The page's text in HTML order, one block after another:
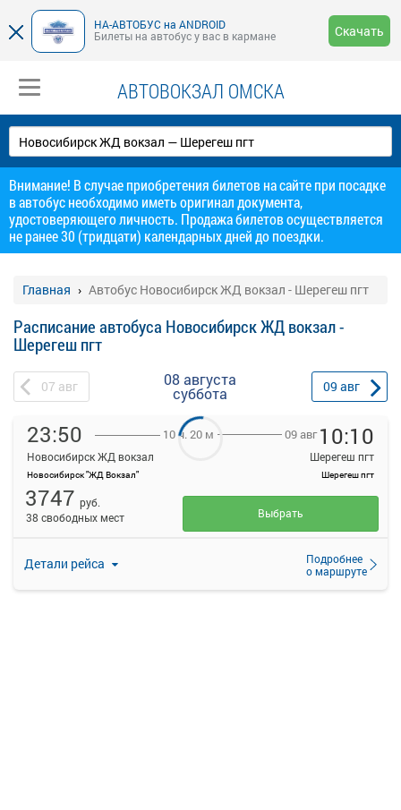
НА-АВТОБУС на ANDROID
Билеты на автобус у вас в кармане
Скачать
АВТОВОКЗАЛ ОМСКА
Внимание! В случае приобретения билетов на сайте при посадке
в автобус необходимо иметь оригинал документа,
удостоверяющего личность. Продажа билетов осуществляется
не ранее 30 (тридцати) календарных дней до поездки.
Главная Автобус Новосибирск ЖД вокзал - Шерегеш пгт
Расписание автобуса Новосибирск ЖД вокзал -
Шерегеш пгт
07 авг 08 августа
суббота 09 авг
23:50
Новосибирск ЖД вокзал
Новосибирск "ЖД Вокзал"
10 ч. 20 м 09 авг 10:10
Шерегеш пгт
Шерегеш пгт
Детали рейса
Подробнее
о маршруте
3747 руб.
38 свободных мест
Выбрать